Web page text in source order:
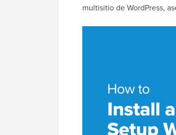
multisitio de WordPress,